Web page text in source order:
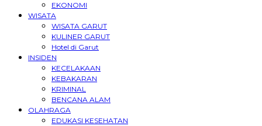
EKONOMI
WISATA
WISATA GARUT
KULINER GARUT
Hotel di Garut
INSIDEN
KECELAKAAN
KEBAKARAN
KRIMINAL
BENCANA ALAM
OLAHRAGA
EDUKASI KESEHATAN